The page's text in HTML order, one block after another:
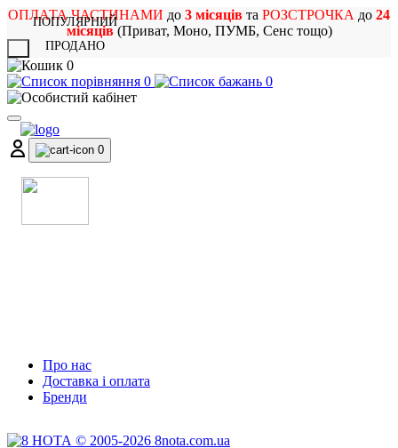
ОПЛАТА ЧАСТИНАМИ до 3 місяців та РОЗСТРОЧКА до 24
місяців(Приват, Моно, ПУМБ, Сенс тощо)
0
0
0
0
Про нас
Доставка і оплата
Бренди
ПОПУЛЯРНИЙ
ПРОДАНО